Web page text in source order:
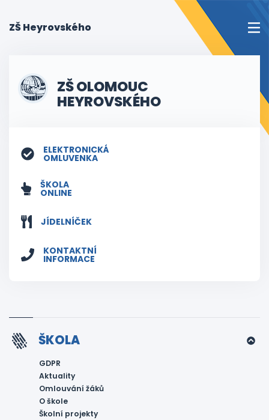
ZŠ Heyrovského
ZŠ OLOMOUC
HEYROVSKÉHO
ELEKTRONICKÁ
OMLUVENKA
ŠKOLA
ONLINE
JÍDELNÍČEK
KONTAKTNÍ
INFORMACE
ŠKOLA
GDPR
Aktuality
Omlouvání žáků
O škole
Školní projekty